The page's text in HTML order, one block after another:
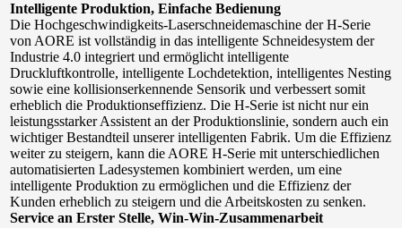
Intelligente Produktion, Einfache Bedienung
Die Hochgeschwindigkeits-Laserschneidemaschine der H-Serie
von AORE ist vollständig in das intelligente Schneidesystem der
Industrie 4.0 integriert und ermöglicht intelligente
Druckluftkontrolle, intelligente Lochdetektion, intelligentes Nesting
sowie eine kollisionserkennende Sensorik und verbessert somit
erheblich die Produktionseffizienz. Die H-Serie ist nicht nur ein
leistungsstarker Assistent an der Produktionslinie, sondern auch ein
wichtiger Bestandteil unserer intelligenten Fabrik. Um die Effizienz
weiter zu steigern, kann die AORE H-Serie mit unterschiedlichen
automatisierten Ladesystemen kombiniert werden, um eine
intelligente Produktion zu ermöglichen und die Effizienz der
Kunden erheblich zu steigern und die Arbeitskosten zu senken.
Service an Erster Stelle, Win-Win-Zusammenarbeit